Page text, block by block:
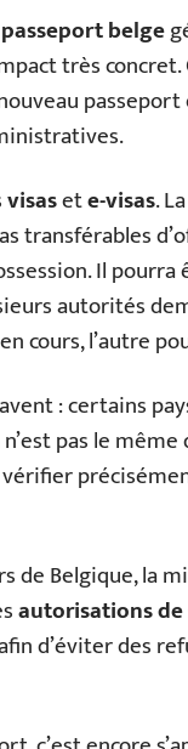
belge
très
visasete-visas.
transférables
Il
autorités
cours, l’autre
: certains
pas le
de Belgique, la
autorisations
d’éviter des